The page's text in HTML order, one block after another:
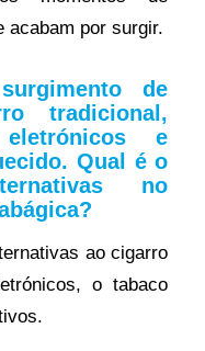
acabam por surgir.
de
tradicional,
e
Qual é o
no
ao cigarro
o tabaco